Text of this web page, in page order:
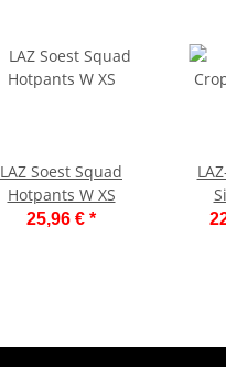
LAZ Soest Squad
Hotpants W XS
25,96 € *